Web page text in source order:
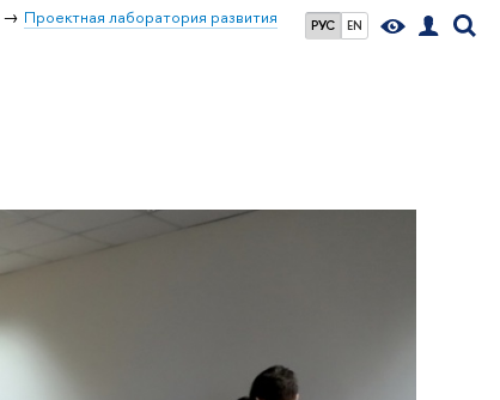
РУС EN
Проектная лаборатория развития